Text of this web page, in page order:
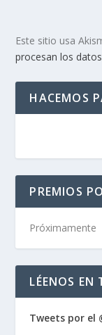
Este sitio usa
procesan los
HACEMOS
PREMIOS
Próximamente
LÉENOS EN
Tweets por el